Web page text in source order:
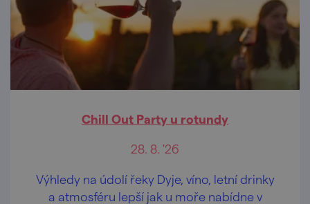
Chill Out Party u rotundy
28. 8. '26
Výhledy na údolí řeky Dyje, víno, letní drinky
a atmosféru lepší jak u moře nabídne v